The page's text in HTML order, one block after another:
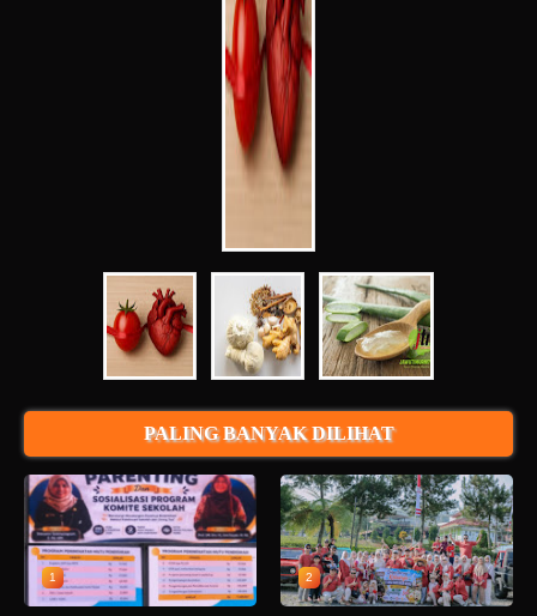
PALING BANYAK DILIHAT
1 2